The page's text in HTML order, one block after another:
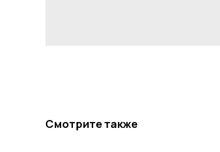
Смотрите также